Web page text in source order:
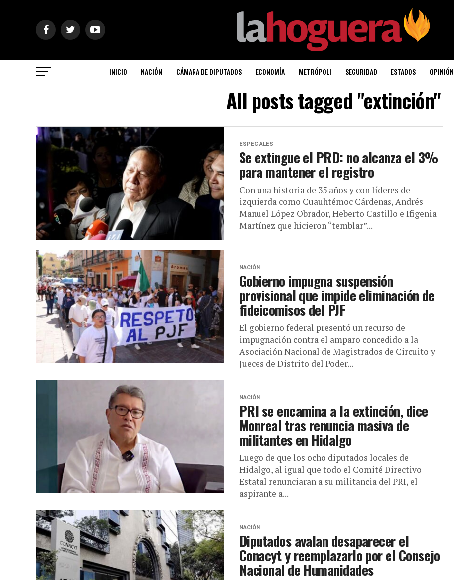
INICIO NACIÓN CÁMARA DE DIPUTADOS ECONOMÍA METRÓPOLI SEGURIDAD ESTADOS OPINIÓN
All posts tagged "extinción"
ESPECIALES
Se extingue el PRD: no alcanza el 3%
para mantener el registro
Con una historia de 35 años y con líderes de
izquierda como Cuauhtémoc Cárdenas, Andrés
Manuel López Obrador, Heberto Castillo e Ifigenia
Martínez que hicieron “temblar”...
NACIÓN
Gobierno impugna suspensión
provisional que impide eliminación de
fideicomisos del PJF
El gobierno federal presentó un recurso de
impugnación contra el amparo concedido a la
Asociación Nacional de Magistrados de Circuito y
Jueces de Distrito del Poder...
NACIÓN
PRI se encamina a la extinción, dice
Monreal tras renuncia masiva de
militantes en Hidalgo
Luego de que los ocho diputados locales de
Hidalgo, al igual que todo el Comité Directivo
Estatal renunciaran a su militancia del PRI, el
aspirante a...
NACIÓN
Diputados avalan desaparecer el
Conacyt y reemplazarlo por el Consejo
Nacional de Humanidades